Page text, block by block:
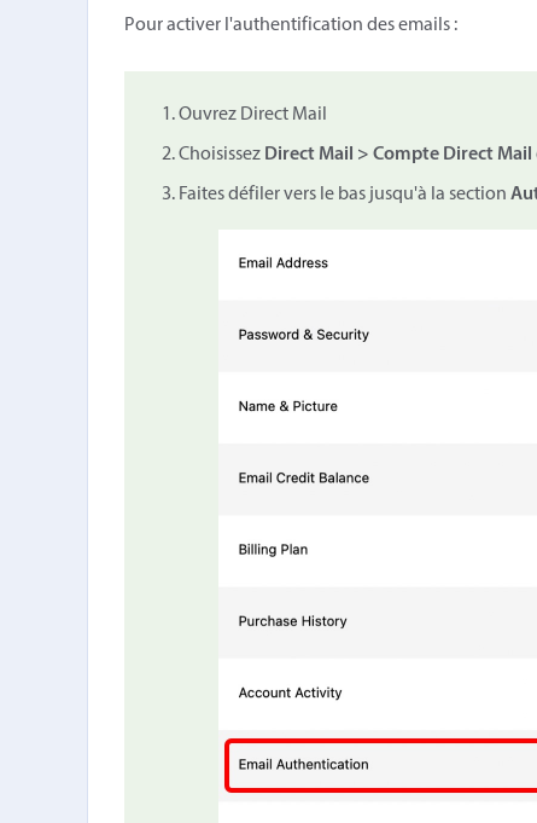
Pour activer l'authentification des emails :
Ouvrez Direct Mail
Choisissez Direct Mail > Compte Direct Mail
Faites défiler vers le bas jusqu'à la section